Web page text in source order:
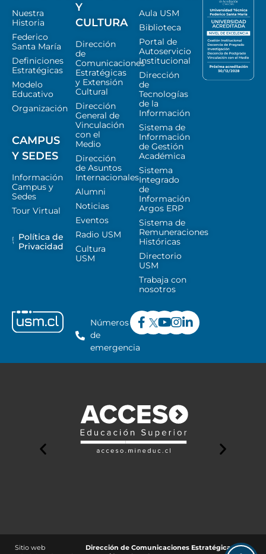
Nuestra
Historia
Federico
Santa María
Definiciones
Estratégicas
Modelo
Educativo
Organización
CAMPUS
Y SEDES
Información
Campus y
Sedes
Tour Virtual
Política de
Privacidad
Y
CULTURA
Dirección
de
Comunicaciones
Estratégicas
y Extensión
Cultural
Dirección
General de
Vinculación
con el
Medio
Dirección
de Asuntos
Internacionales
Alumni
Noticias
Eventos
Radio USM
Cultura
USM
Aula USM
Biblioteca
Portal de
Autoservicio
Institucional
Dirección
de
Tecnologías
de la
Información
Sistema de
Información
de Gestión
Académica
Sistema
Integrado
de
Información
Argos ERP
Sistema de
Remuneraciones
Históricas
Directorio
USM
Trabaja con
nosotros
Números
de
emergencia
Sitio web
Dirección de Comunicaciones Estratégicas y